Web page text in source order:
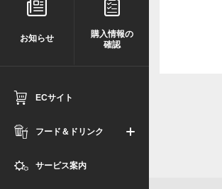
お知らせ
購入情報の
確認
ECサイト
フード＆ドリンク
サービス案内